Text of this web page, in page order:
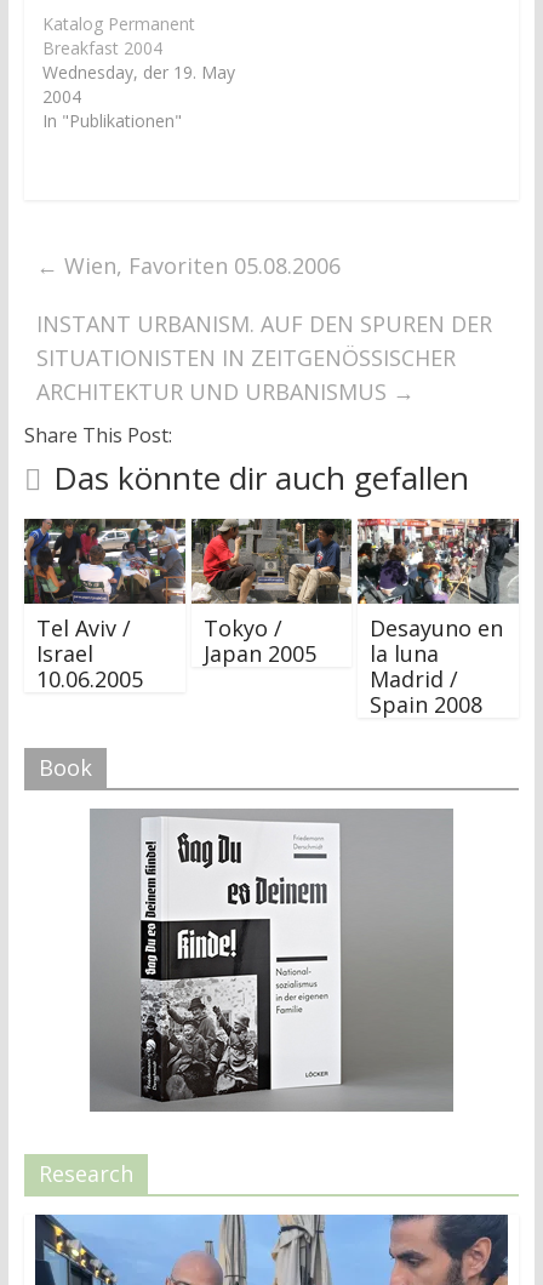
r
d
i
n
n
u
e
r
g
f
f
n
e
t
)
r
d
i
n
n
u
e
g
f
f
n
e
t
)
Katalog Permanent
Breakfast 2004
Wednesday, der 19. May
2004
In "Publikationen"
← Wien, Favoriten 05.08.2006
INSTANT URBANISM. AUF DEN SPUREN DER
SITUATIONISTEN IN ZEITGENÖSSISCHER
ARCHITEKTUR UND URBANISMUS →
Share This Post:
Das könnte dir auch gefallen
Tel Aviv /
Israel
10.06.2005
Tokyo /
Japan 2005
Desayuno en
la luna
Madrid /
Spain 2008
Book
Research